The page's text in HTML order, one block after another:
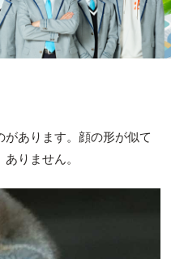
があります。顔の形が似て
りません。